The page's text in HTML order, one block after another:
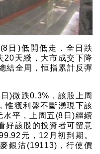
日)低開低走，全日跌
20天綫，大市成交下降
結全周，恒指累計反彈
)微跌0.3%，該股上周
惟獲利盤不斷湧現下該
水平，上周五(8日)繼續
好該股的投資者可留意
元，12月初到期。
銀沽(19113)，行使價